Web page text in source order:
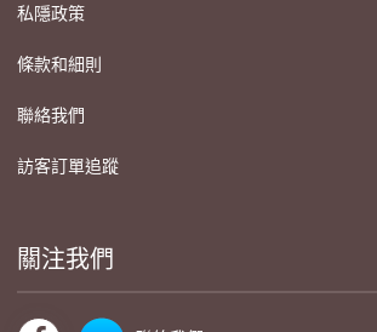
私隱政策
條款和細則
聯絡我們
訪客訂單追蹤
關注我們